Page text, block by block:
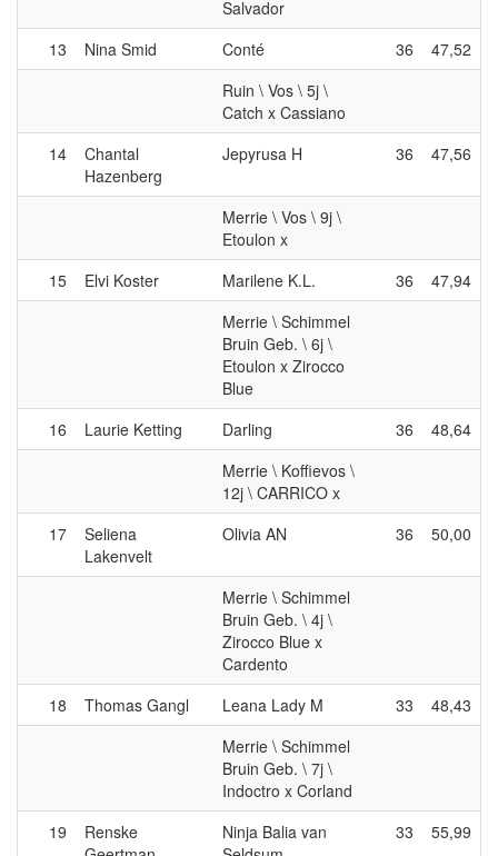
Salvador
13
Nina Smid Conté 36
47,52
Ruin \ Vos \ 5j \
Catch x Cassiano
14
Chantal
Hazenberg
Jepyrusa H 36 47,56
Merrie \ Vos \ 9j \
Etoulon x
15
Elvi Koster Marilene K.L. 36
47,94
Merrie \ Schimmel
Bruin Geb. \ 6j \
Etoulon x Zirocco
Blue
16
Laurie Ketting Darling 36
48,64
Merrie \ Koffievos \
12j \ CARRICO x
17
Seliena
Lakenvelt
Olivia AN 36 50,00
Merrie \ Schimmel
Bruin Geb. \ 4j \
Zirocco Blue x
Cardento
18
Thomas Gangl Leana Lady M 33
48,43
Merrie \ Schimmel
Bruin Geb. \ 7j \
Indoctro x Corland
19
Renske
Ninja Balia van
33 55,99